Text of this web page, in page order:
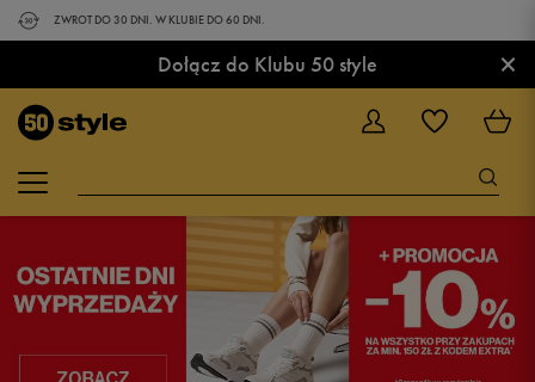
ZWROT DO 30 DNI. W KLUBIE DO 60 DNI.
Dołącz do Klubu 50 style ×